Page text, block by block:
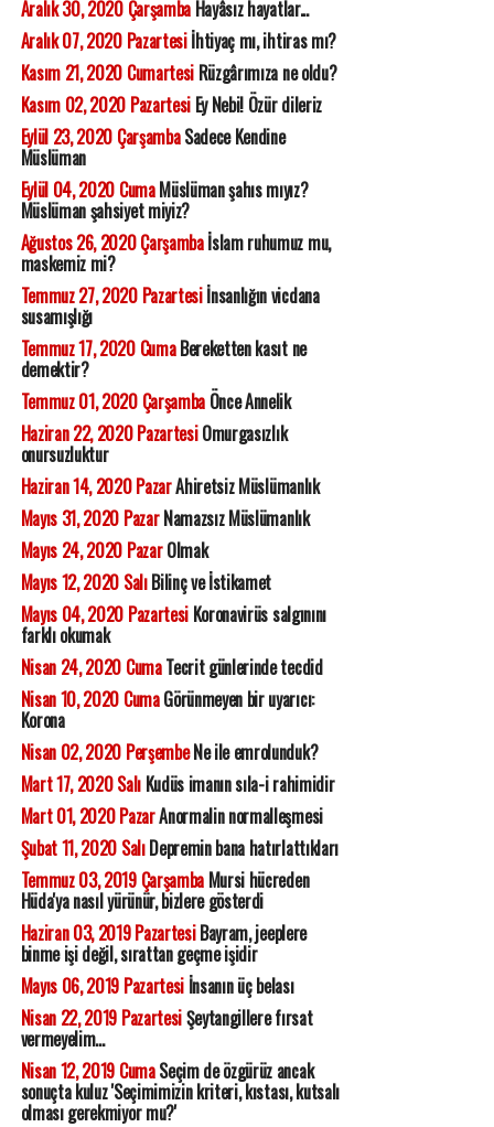
Aralık 30, 2020 ÇarşambaHayâsız hayatlar...
Aralık 07, 2020 Pazartesiİhtiyaç mı, ihtiras mı?
Kasım 21, 2020 CumartesiRüzgârımıza ne oldu?
Kasım 02, 2020 PazartesiEy Nebi! Özür dileriz
Eylül 23, 2020 ÇarşambaSadece Kendine
Müslüman
Eylül 04, 2020 CumaMüslüman şahıs mıyız?
Müslüman şahsiyet miyiz?
Ağustos 26, 2020 Çarşambaİslam ruhumuz mu,
maskemiz mi?
Temmuz 27, 2020 Pazartesiİnsanlığın vicdana
susamışlığı
Temmuz 17, 2020 CumaBereketten kasıt ne
demektir?
Temmuz 01, 2020 ÇarşambaÖnce Annelik
Haziran 22, 2020 PazartesiOmurgasızlık
onursuzluktur
Haziran 14, 2020 PazarAhiretsiz Müslümanlık
Mayıs 31, 2020 PazarNamazsız Müslümanlık
Mayıs 24, 2020 PazarOlmak
Mayıs 12, 2020 SalıBilinç ve İstikamet
Mayıs 04, 2020 PazartesiKoronavirüs salgınını
farklı okumak
Nisan 24, 2020 CumaTecrit günlerinde tecdid
Nisan 10, 2020 CumaGörünmeyen bir uyarıcı:
Korona
Nisan 02, 2020 PerşembeNe ile emrolunduk?
Mart 17, 2020 SalıKudüs imanın sıla-i rahimidir
Mart 01, 2020 PazarAnormalin normalleşmesi
Şubat 11, 2020 SalıDepremin bana hatırlattıkları
Temmuz 03, 2019 ÇarşambaMursi hücreden
Hüda'ya nasıl yürünür, bizlere gösterdi
Haziran 03, 2019 PazartesiBayram, jeeplere
binme işi değil, sırattan geçme işidir
Mayıs 06, 2019 Pazartesiİnsanın üç belası
Nisan 22, 2019 PazartesiŞeytangillere fırsat
vermeyelim...
Nisan 12, 2019 CumaSeçim de özgürüz ancak
sonuçta kuluz 'Seçimimizin kriteri, kıstası, kutsalı
olması gerekmiyor mu?'